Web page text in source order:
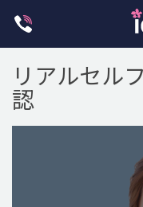
リアルセル
認